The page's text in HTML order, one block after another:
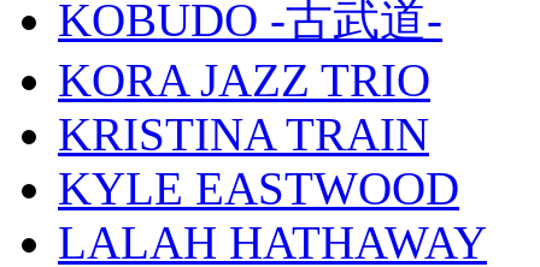
KOBUDO -古武道-
KORA JAZZ TRIO
KRISTINA TRAIN
KYLE EASTWOOD
LALAH HATHAWAY